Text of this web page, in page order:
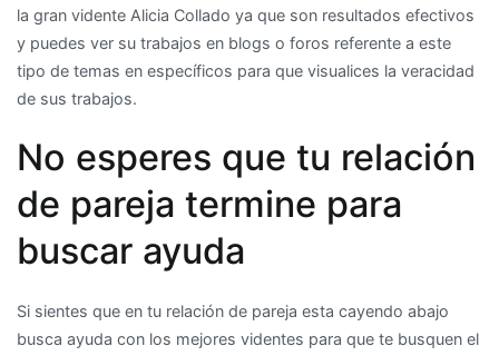
la gran vidente Alicia Collado ya que son resultados efectivos
y puedes ver su trabajos en blogs o foros referente a este
tipo de temas en específicos para que visualices la veracidad
de sus trabajos.
No esperes que tu relación
de pareja termine para
buscar ayuda
Si sientes que en tu relación de pareja esta cayendo abajo
busca ayuda con los mejores videntes para que te busquen el